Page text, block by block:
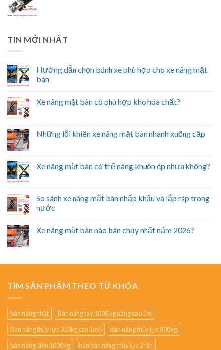
TIN MỚI NHẤT
Hướng dẫn chọn bánh xe phù hợp cho xe nâng mặt
bàn
Xe nâng mặt bàn có phù hợp kho hóa chất?
Những lỗi khiến xe nâng mặt bàn nhanh xuống cấp
Xe nâng mặt bàn có thể nâng khuôn ép nhựa không?
So sánh xe nâng mặt bàn nhập khẩu và lắp ráp trong
nước
Xe nâng mặt bàn nào bán chạy nhất năm 2026?
TÌM SẢN PHẨM THEO TỪ KHÓA
bàn nâng nhật
Bàn nâng tay 1000 kg nâng cao 1m
Bàn nâng thủy lực 350kg cao 1m5
bàn nâng thủy lực 800kg
bàn nâng điện 1000kg
bán bàn nâng thủy lực 2 tấn